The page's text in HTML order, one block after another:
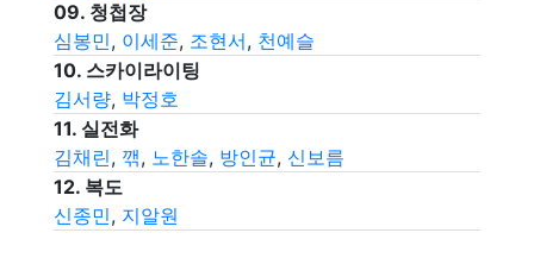
09. 청첩장
심봉민, 이세준, 조현서, 천예슬
10. 스카이라이팅
김서량, 박정호
11. 실전화
김채린, 깪, 노한솔, 방인균, 신보름
12. 복도
신종민, 지알원